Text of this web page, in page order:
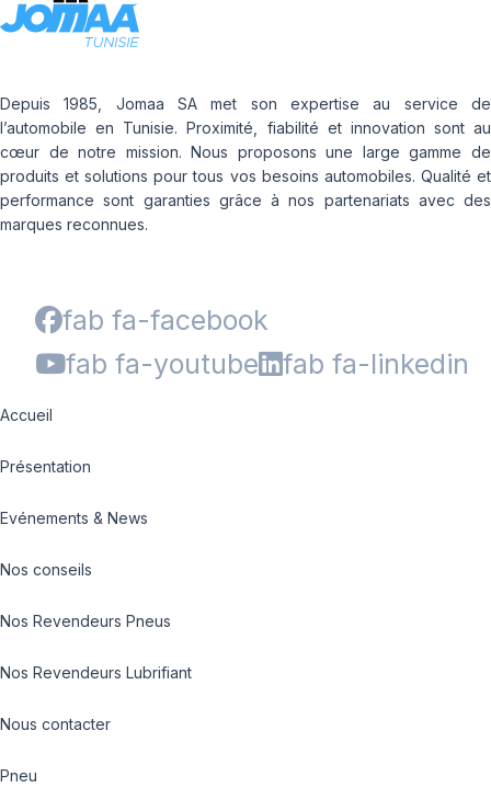
Depuis 1985, Jomaa SA met son expertise au service de
l’automobile en Tunisie. Proximité, fiabilité et innovation sont au
cœur de notre mission. Nous proposons une large gamme de
produits et solutions pour tous vos besoins automobiles. Qualité et
performance sont garanties grâce à nos partenariats avec des
marques reconnues.
fab fa-facebook
fab fa-youtube
fab fa-linkedin
Accueil
Présentation
Evénements & News
Nos conseils
Nos Revendeurs Pneus
Nos Revendeurs Lubrifiant
Nous contacter
Pneu